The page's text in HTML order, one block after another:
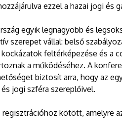
ezzel a hazai jogi és
egyik legnagyobb és
szerepet vállal: belső
feltérképezése és a
a működéséhez. A
biztosít arra, hogy az
jogi szféra szereplőivel.
kötött, amelyre